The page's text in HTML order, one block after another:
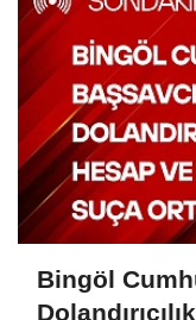
Bingöl